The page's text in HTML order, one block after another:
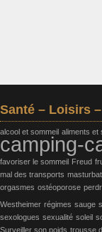
Santé – Loisirs
alcool et sommeil aliments et
camping-
favoriser le sommeil Freud
mal des transports
orgasmes ostéoporose
Westheimer régimes sauge
sexologues sexualité soleil
Surveiller son poids trousse